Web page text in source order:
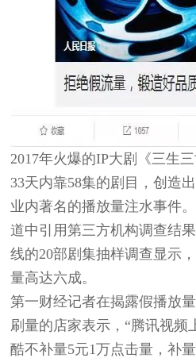
2017年火爆的IP大剧《三生
33天内靠58集的剧目，创造
业内著名的播放量注水事件
道中引用第三方机构调查结
线的20部剧集抽样调查显示
量高达六成。
第一财经记者在揭露假播放
刷量的店家表示，“腾讯视频
酷不补量5元1万点击量，补